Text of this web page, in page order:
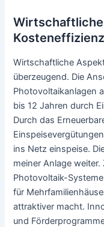
Kosteneffizienz
Wirtschaftliche
überzeugend. Die
Photovoltaikanlagen
bis 12 Jahren durch
Durch das
ins Netz einspeise.
meiner Anlage
Photovoltaik-
für
attraktiver macht.
und